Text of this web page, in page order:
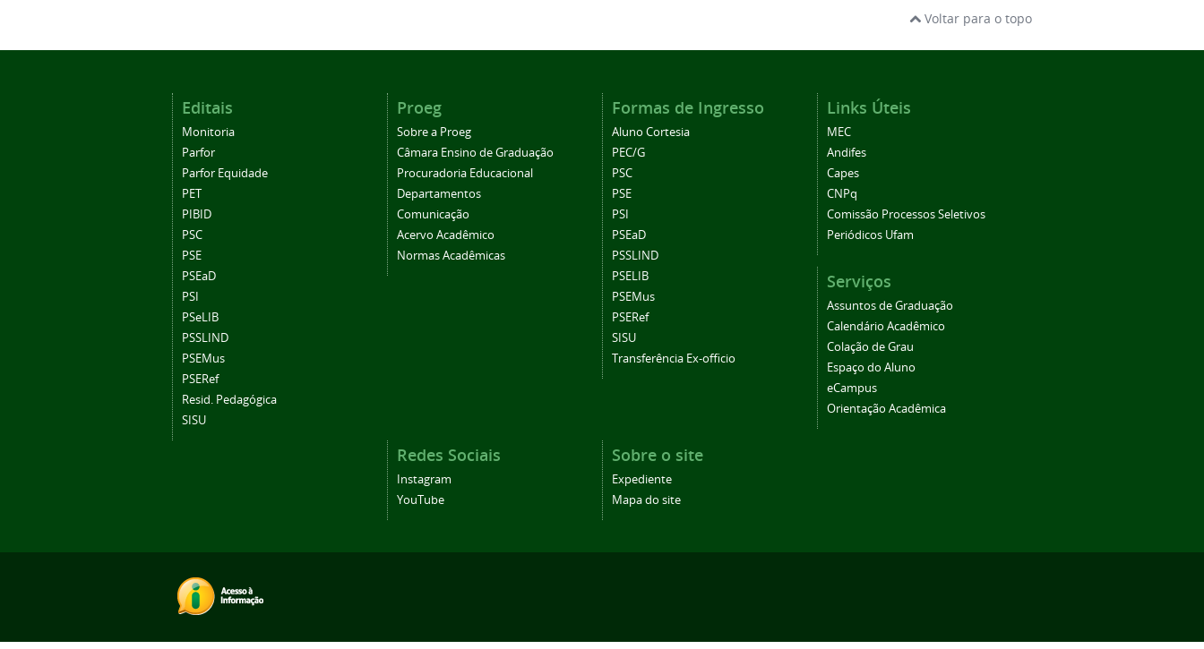
Voltar para o topo
Editais
Monitoria
Parfor
Parfor Equidade
PET
PIBID
PSC
PSE
PSEaD
PSI
PSeLIB
PSSLIND
PSEMus
PSERef
Resid. Pedagógica
SISU
Proeg
Sobre a Proeg
Câmara Ensino de Graduação
Procuradoria Educacional
Departamentos
Comunicação
Acervo Acadêmico
Normas Acadêmicas
Formas de Ingresso
Aluno Cortesia
PEC/G
PSC
PSE
PSI
PSEaD
PSSLIND
PSELIB
PSEMus
PSERef
SISU
Transferência Ex-officio
Links Úteis
MEC
Andifes
Capes
CNPq
Comissão Processos Seletivos
Periódicos Ufam
Serviços
Assuntos de Graduação
Calendário Acadêmico
Colação de Grau
Espaço do Aluno
eCampus
Orientação Acadêmica
Redes Sociais
Instagram
YouTube
Sobre o site
Expediente
Mapa do site